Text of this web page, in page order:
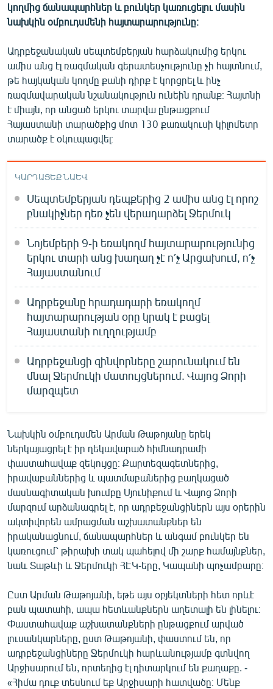
ՁԳՏԵԼՈՎ ԼԱՎԱԳՈՒՅՆԻՆ
ՓՈԴՔԱՍԹ
Հայերեն
English
Русский
ՀԵՏԵՎԵՔ ՄԵԶ
«Ազատության» բոլոր կայքերը
կողմից ճանապարհներ և բունկեր կառուցելու մասին
նախկին օմբուդսմենի հայտարարությունը։
Ադրբեջանական սեպտեմբերյան հարձակումից երկու
ամիս անց էլ ռազմական գերատեսչությունը չի հայտնում,
թե հայկական կողմը քանի դիրք է կորցրել և ինչ
ռազմավարական նշանակություն ունեին դրանք։ Հայտնի
է միայն, որ անցած երկու տարվա ընթացքում
Հայաստանի տարածքից մոտ 130 քառակուսի կիլոմետր
տարածք է օկուպացվել։
ԿԱՐԴԱՑԵՔ ՆԱԵՎ
Սեպտեմբերյան դեպքերից 2 ամիս անց էլ որոշ
բնակիչներ դեռ չեն վերադարձել Ջերմուկ
Նոյեմբերի 9-ի եռակողմ հայտարարությունից
երկու տարի անց խաղաղ չէ ո՛չ Արցախում, ո՛չ
Հայաստանում
Ադրբեջանը հրադադարի եռակողմ
հայտարարության օրը կրակ է բացել
Հայաստանի ուղղությամբ
Ադրբեջանցի զինվորները շարունակում են
մնալ Ջերմուկի մատույցներում. Վայոց Ձորի
մարզպետ
Նախկին օմբուդսմեն Արման Թաթոյանը երեկ
ներկայացրել է իր ղեկավարած հիմնադրամի
փաստահավաք զեկույցը։ Քարտեզագետներից,
իրավաբաններից և պատմաբաներից բաղկացած
մասնագիտական խումբը Սյունիքում և Վայոց Ձորի
մարզում արձանագրել է, որ ադրբեջանցիներն այս օրերին
ակտիվորեն ամրացման աշխատանքներ են
իրականացնում, ճանապարհներ և անգամ բունկեր են
կառուցում՝ թիրախի տակ պահելով մի շարք համայնքներ,
նաև Տաթևի և Ջերմուկի ՀԷԿ-երը, Կապանի պոչամբարը։
Ըստ Արման Թաթոյանի, եթե այս օբյեկտների հետ որևէ
բան պատահի, ապա հետևանքներն աղետալի են լինելու։
Փաստահավաք աշխատանքների ընթացքում արված
լուսանկարները, ըստ Թաթոյանի, փաստում են, որ
ադրբեջանցիները Ջերմուկի հարևանությամբ գտնվող
Արջիսարում են, որտեղից էլ դիտարկում են քաղաքը. -
«Հիմա դուք տեսնում եք Արջիսարի հատվածը։ Մենք